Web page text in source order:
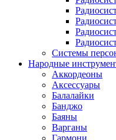
Системы
Народные
Аккордеоны
Аксессуары
Балалайки
Банджо
Баяны
Варганы
Гармони